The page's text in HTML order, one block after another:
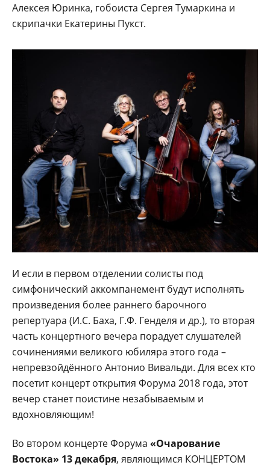
Алексея Юринка, гобоиста Сергея Тумаркина и
скрипачки Екатерины Пукст.
И если в первом отделении солисты под
симфонический аккомпанемент будут исполнять
произведения более раннего барочного
репертуара (И.С. Баха, Г.Ф. Генделя и др.), то вторая
часть концертного вечера порадует слушателей
сочинениями великого юбиляра этого года –
непревзойдённого Антонио Вивальди. Для всех кто
посетит концерт открытия Форума 2018 года, этот
вечер станет поистине незабываемым и
вдохновляющим!
Во втором концерте Форума «Очарование
Востока» 13 декабря, являющимся КОНЦЕРТОМ